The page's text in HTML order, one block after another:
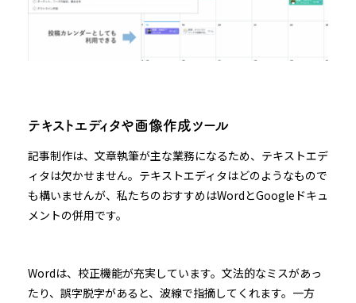
テキストエディタや画像作成ツール
記事制作は、文章執筆が主な業務になるため、テキストエデ
ィタは欠かせません。テキストエディタはどのようなもので
も構いませんが、私たちのおすすめはWordとGoogleドキュ
メントの併用です。
Wordは、校正機能が充実しています。文法的なミスがあっ
たり、誤字脱字があると、波線で指摘してくれます。一方